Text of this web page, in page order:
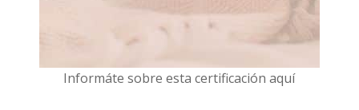
Informáte sobre esta certificación aquí